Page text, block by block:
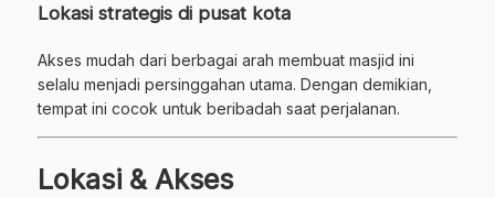
Lokasi strategis di pusat kota
Akses mudah dari berbagai arah membuat masjid ini
selalu menjadi persinggahan utama. Dengan demikian,
tempat ini cocok untuk beribadah saat perjalanan.
Lokasi & Akses